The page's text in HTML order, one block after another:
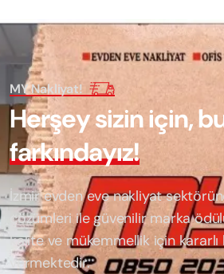
MY Nakliyat!
Herşeysiziniçin,b
farkındayız!
İzmir evden eve nakliyat
çözümleri ile güvenilir marka
kalite ve mükemmellik için
vermektedir.